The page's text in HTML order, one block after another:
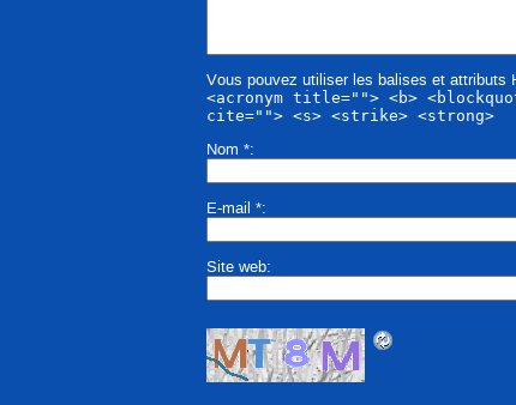
Vous pouvez utiliser les balises et attributs
<acronym title=""> <b>
cite=""> <s> <strike> <strong>
Nom *
E-mail *
Site web